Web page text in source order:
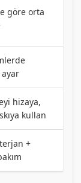
göre orta
hizaya,
kullan
+